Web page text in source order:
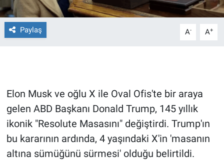
Paylaş A- A+
Elon Musk ve oğlu X ile Oval Ofis'te bir araya
gelen ABD Başkanı Donald Trump, 145 yıllık
ikonik "Resolute Masasını" değiştirdi. Trump'ın
bu kararının ardında, 4 yaşındaki X'in 'masanın
altına sümüğünü sürmesi' olduğu belirtildi.
Forum
Gerçeğin İzinde
Gün Ortası
Günün görüntüsü